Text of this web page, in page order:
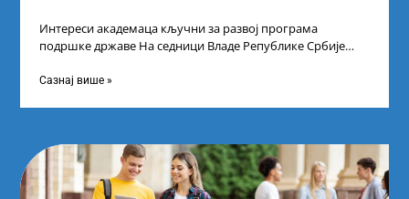
Интереси академаца кључни за развој програма
подршке државе На седници Владе Републике Србије
Сазнај више »